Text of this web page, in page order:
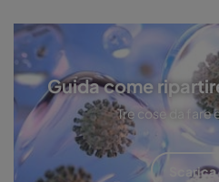
Guida come
Tre cose da fare
Scarica